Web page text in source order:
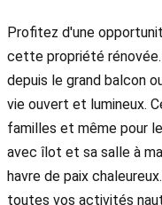
Profitez d'une
cette propriété rénovée.
depuis le grand balcon
vie ouvert et lumineux.
familles et même pour
avec îlot et sa salle à
havre de paix
toutes vos activités